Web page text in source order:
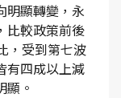
明顯轉變，永
比較政策前後
，受到第七波
有四成以上減
顯。